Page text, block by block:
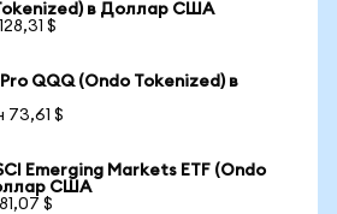
в Доллар США
$
QQQ (Ondo Tokenized) в
73,61 $
Emerging Markets ETF (Ondo
США
$